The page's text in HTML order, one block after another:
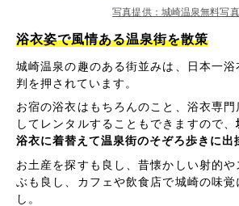
浴衣姿で風情ある温泉街を散策
城崎温泉の趣のある街並みは、日本一
判を押されています。
お宿の浴衣はもちろんのこと、浴衣専
してレンタルすることもできますので、
浴衣に着替えて温泉街のそぞろ歩きに出
お土産を探すも良し、昔懐かしい射的
ぶも良し、カフェや飲食店で城崎の味覚
し。
写真提供：城崎温泉無料写